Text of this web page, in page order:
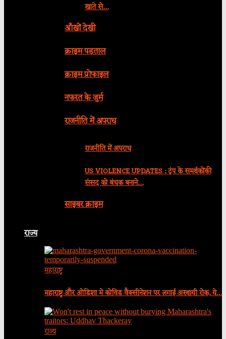
खाते से…
आँखों देखी
क्राइम पड़ताल
क्राइम प्रोफाइल
नफरत के जुर्म
राजनीति में अपराध
राजनीति में अपराध
US VIOLENCE UPDATES : ट्रंप के समर्थकोंकी
संसद को बंधक बनाने…
साइबर क्राइम
राज्य
महाराष्ट्र
महाराष्ट्र और ओडिशा मे कोविड वैक्सीनेशन पर लगाई अस्थायी रोक, ये…
राज्य